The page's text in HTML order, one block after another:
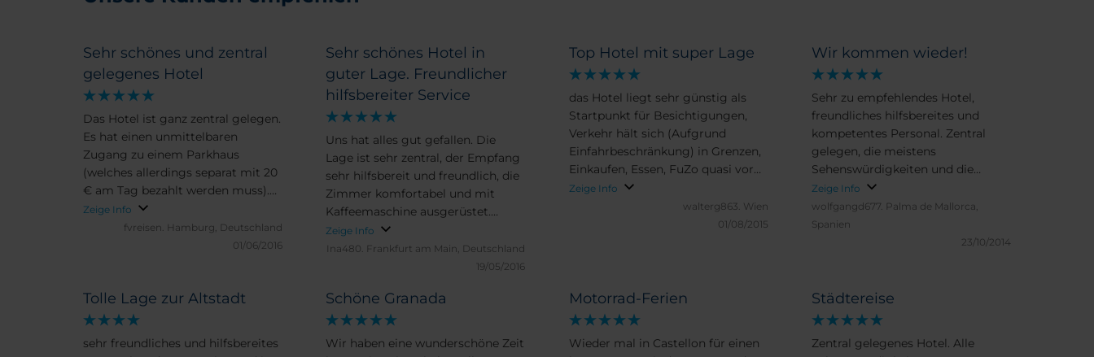
Schöne Granada
Wir haben eine wunderschöne Zeit
Motorrad-Ferien
Wieder mal in Castellon für einen
Städtereise
Zentral gelegenes Hotel. Alle
Sehr schönes und zentral
gelegenes Hotel
Das Hotel ist ganz zentral gelegen.
Es hat einen unmittelbaren
Zugang zu einem Parkhaus
(welches allerdings separat mit 20
€ am Tag bezahlt werden muss).
Das Personal war zuvorkommend
und hilfsbereit, das
Frühstücksbuffet sehr vielfältig,
Zeige Info
fvreisen. Hamburg, Deutschland
01/06/2016
Sehr schönes Hotel in
guter Lage. Freundlicher
hilfsbereiter Service
Uns hat alles gut gefallen. Die
Lage ist sehr zentral, der Empfang
sehr hilfsbereit und freundlich, die
Zimmer komfortabel und mit
Kaffeemaschine ausgerüstet.
Können wir auf jeden Fall
weiterempfehlen.
Zeige Info
Ina480.
Frankfurt am Main, Deutschland
19/05/2016
Top Hotel mit super Lage
das Hotel liegt sehr günstig als
Startpunkt für Besichtigungen,
Verkehr hält sich (Aufgrund
Einfahrbeschränkung) in Grenzen,
Einkaufen, Essen, FuZo quasi vor
der Tür, Personal sehr freundlich
und bemüht, sehr schönes, gutes
Zeige Info
walterg863. Wien
01/08/2015
Wir kommen wieder!
Sehr zu empfehlendes Hotel,
freundliches hilfsbereites und
kompetentes Personal. Zentral
gelegen, die meistens
Sehenswürdigkeiten und die
wichtigsten Busse sind bequem zu
Fuß erreichbar. Super
Frühstücksbuffet. Sehr zu
empfehlen, wir kommen wieder!
Zeige Info
wolfgangd677.
Palma de Mallorca,
Spanien
23/10/2014
Tolle Lage zur Altstadt
sehr freundliches und hilfsbereites